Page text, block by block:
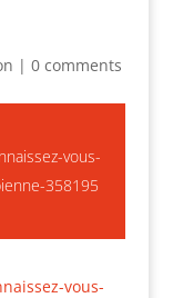
| 0 comments
vous-
358195
vous-